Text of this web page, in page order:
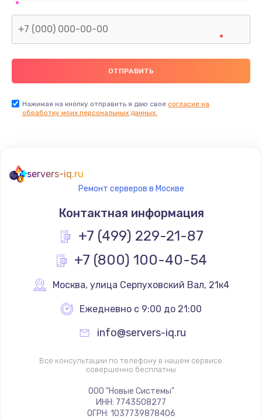
Нажимая на кнопку отправить я даю свое согласие на
обработку моих персональных данных.
servers-iq.ru
Ремонт серверов в Москве
Контактная информация
+7 (499) 229-21-87
+7 (800) 100-40-54
Москва, улица Серпуховский Вал, 21к4
Ежедневно с 9:00 до 21:00
info@servers-iq.ru
Все консультации по телефону в нашем сервисе
совершенно бесплатны
ООО "Новые Системы"
ИНН: 7743508277
ОГРН: 1037739878406